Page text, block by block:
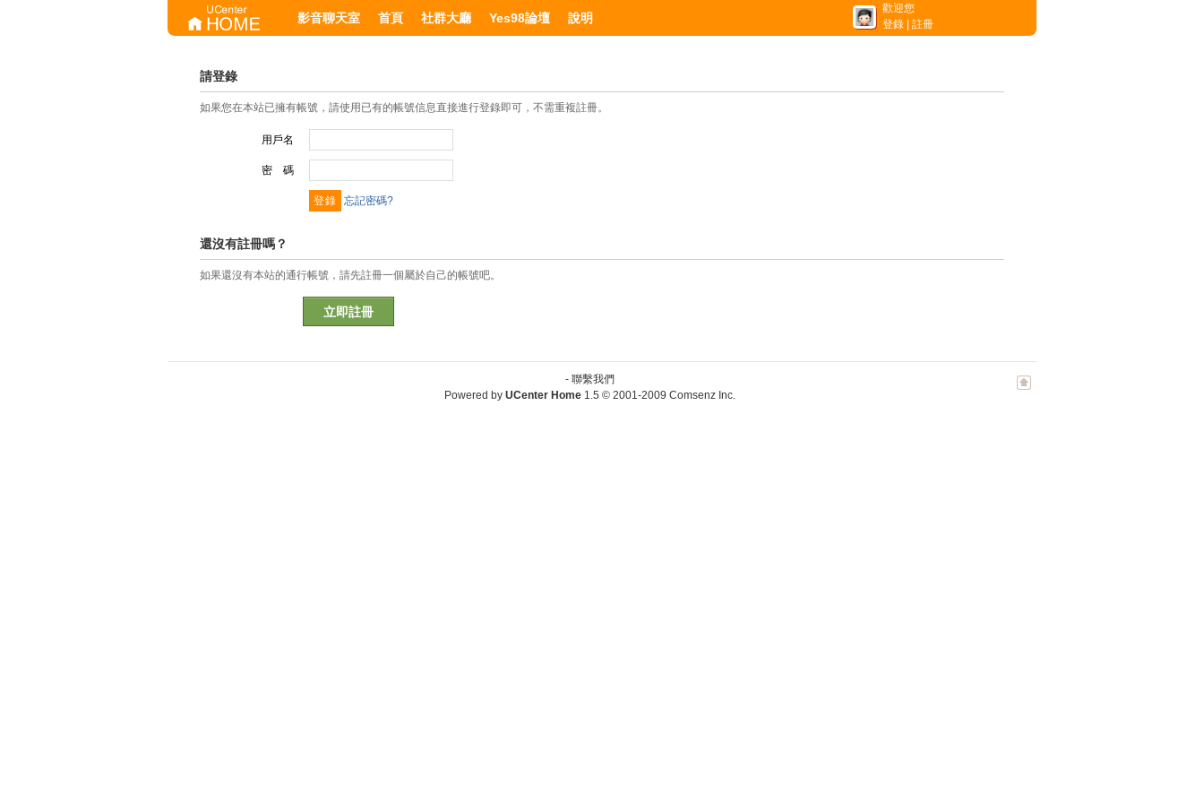
影音聊天室 首頁 社群大廳 Yes98論壇 說明
歡迎您
登錄
註冊
請登錄
如果您在本站已擁有帳號，請使用已有的帳號信息直接進行登錄即可，不需重複註冊。
用戶名
密 碼
忘記密碼?
還沒有註冊嗎？
如果還沒有本站的通行帳號，請先註冊一個屬於自己的帳號吧。
立即註冊
- 聯繫我們
Powered by UCenter Home 1.5 © 2001-2009 Comsenz Inc.